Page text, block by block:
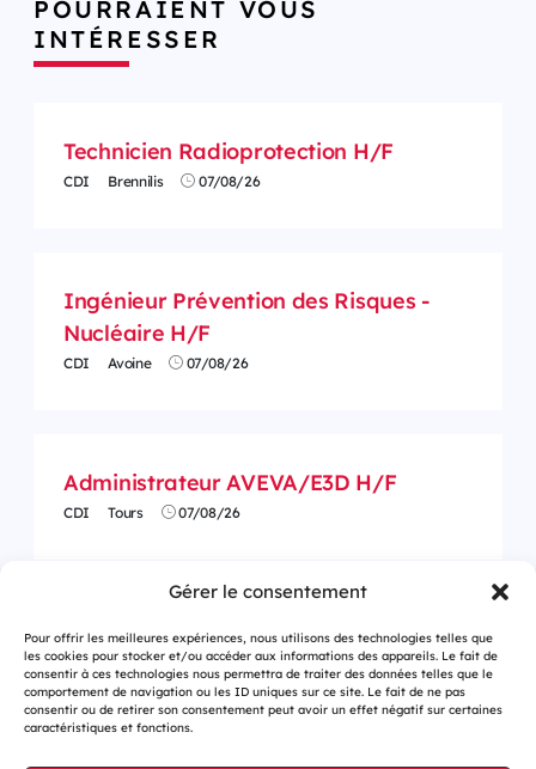
Gérer le consentement
Pour offrir les meilleures expériences, nous utilisons des technologies telles que
les cookies pour stocker et/ou accéder aux informations des appareils. Le fait de
consentir à ces technologies nous permettra de traiter des données telles que le
comportement de navigation ou les ID uniques sur ce site. Le fait de ne pas
consentir ou de retirer son consentement peut avoir un effet négatif sur certaines
caractéristiques et fonctions.
POURRAIENT VOUS
INTÉRESSER
Technicien Radioprotection H/F
CDI Brennilis 07/08/26
Ingénieur Prévention des Risques -
Nucléaire H/F
CDI Avoine 07/08/26
Administrateur AVEVA/E3D H/F
CDI Tours 07/08/26